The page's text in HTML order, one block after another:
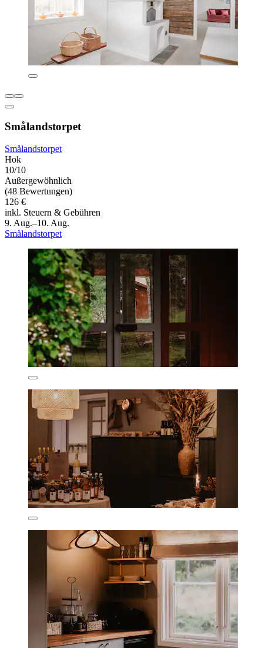
Smålandstorpet
Smålandstorpet
Hok
10/10
Außergewöhnlich
(48 Bewertungen)
126 €
inkl. Steuern & Gebühren
9. Aug.–10. Aug.
Smålandstorpet